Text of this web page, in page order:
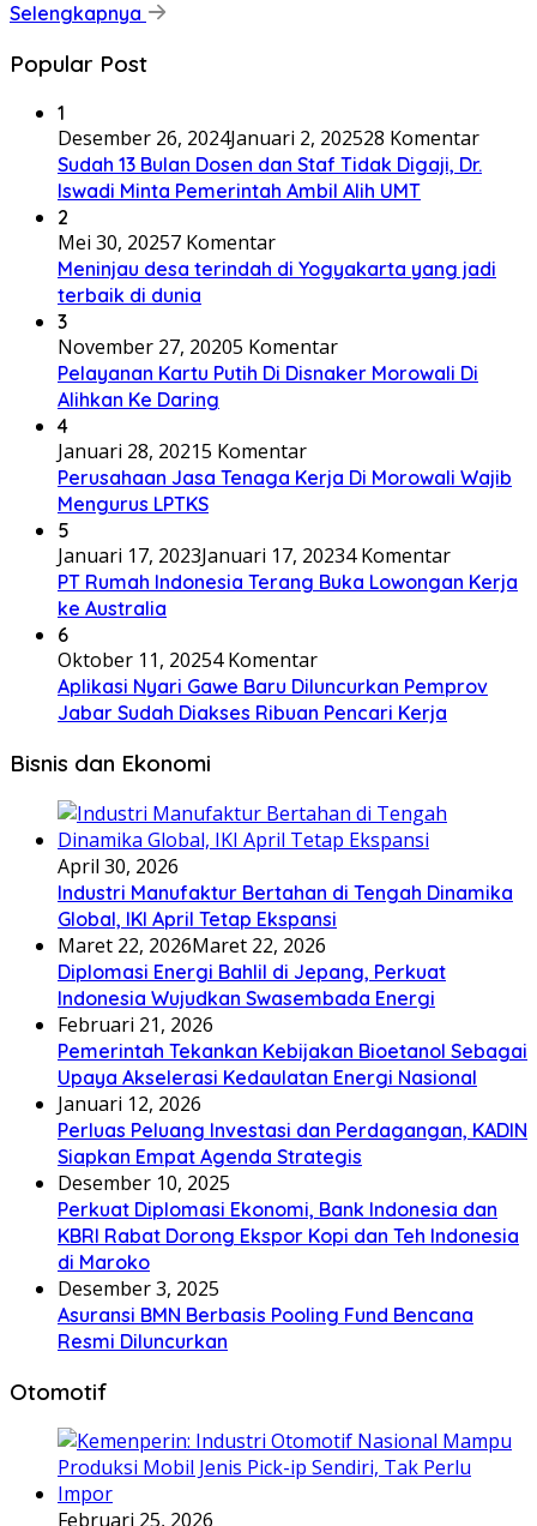
Selengkapnya
Popular Post
1
Desember 26, 2024Januari 2, 202528 Komentar
Sudah 13 Bulan Dosen dan Staf Tidak Digaji, Dr.
Iswadi Minta Pemerintah Ambil Alih UMT
2
Mei 30, 20257 Komentar
Meninjau desa terindah di Yogyakarta yang jadi
terbaik di dunia
3
November 27, 20205 Komentar
Pelayanan Kartu Putih Di Disnaker Morowali Di
Alihkan Ke Daring
4
Januari 28, 20215 Komentar
Perusahaan Jasa Tenaga Kerja Di Morowali Wajib
Mengurus LPTKS
5
Januari 17, 2023Januari 17, 20234 Komentar
PT Rumah Indonesia Terang Buka Lowongan Kerja
ke Australia
6
Oktober 11, 20254 Komentar
Aplikasi Nyari Gawe Baru Diluncurkan Pemprov
Jabar Sudah Diakses Ribuan Pencari Kerja
Bisnis dan Ekonomi
April 30, 2026
Industri Manufaktur Bertahan di Tengah Dinamika
Global, IKI April Tetap Ekspansi
Maret 22, 2026Maret 22, 2026
Diplomasi Energi Bahlil di Jepang, Perkuat
Indonesia Wujudkan Swasembada Energi
Februari 21, 2026
Pemerintah Tekankan Kebijakan Bioetanol Sebagai
Upaya Akselerasi Kedaulatan Energi Nasional
Januari 12, 2026
Perluas Peluang Investasi dan Perdagangan, KADIN
Siapkan Empat Agenda Strategis
Desember 10, 2025
Perkuat Diplomasi Ekonomi, Bank Indonesia dan
KBRI Rabat Dorong Ekspor Kopi dan Teh Indonesia
di Maroko
Desember 3, 2025
Asuransi BMN Berbasis Pooling Fund Bencana
Resmi Diluncurkan
Otomotif
Februari 25, 2026